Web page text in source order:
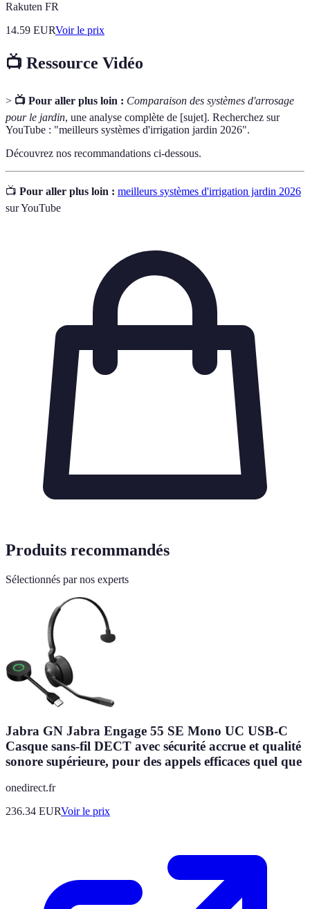
Rakuten FR
14.59 EURVoir le prix
📺 Ressource Vidéo
> 📺 Pour aller plus loin : Comparaison des systèmes d'arrosage
pour le jardin, une analyse complète de [sujet]. Recherchez sur
YouTube : "meilleurs systèmes d'irrigation jardin 2026".
Découvrez nos recommandations ci-dessous.
📺 Pour aller plus loin : meilleurs systèmes d'irrigation jardin 2026
sur YouTube
Produits recommandés
Sélectionnés par nos experts
Jabra GN Jabra Engage 55 SE Mono UC USB-C
Casque sans-fil DECT avec sécurité accrue et qualité
sonore supérieure, pour des appels efficaces quel que
onedirect.fr
236.34 EURVoir le prix